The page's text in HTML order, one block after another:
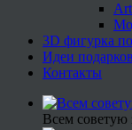
3D фигурка
Идеи подарков
Контакты
Всем советую